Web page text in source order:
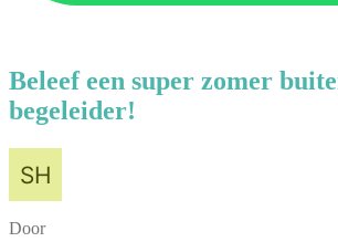
Beleef een super zomer
begeleider!
Door